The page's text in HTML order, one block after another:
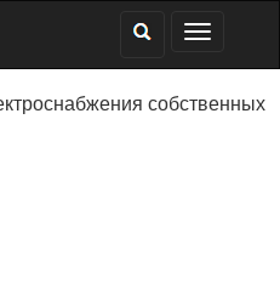
собственных